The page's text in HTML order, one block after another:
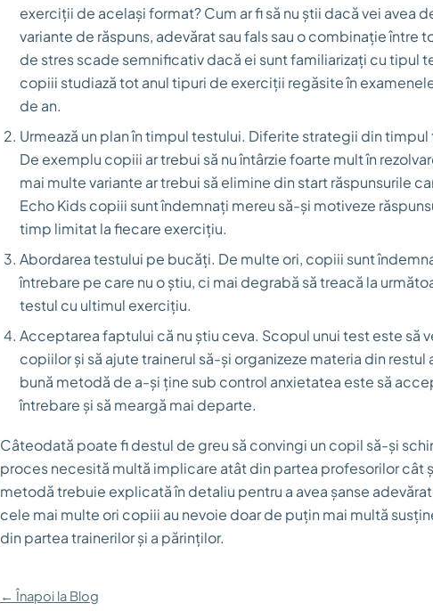
exerciții de același format? Cum ar fi să nu știi dacă vei avea
variante de răspuns, adevărat sau fals sau o combinație între
de stres scade semnificativ dacă ei sunt familiarizați cu tipul
copiii studiază tot anul tipuri de exerciții regăsite în
de an.
Urmează un plan în timpul testului. Diferite strategii din
De exemplu copiii ar trebui să nu întârzie foarte mult în
mai multe variante ar trebui să elimine din start răspunsurile
Echo Kids copiii sunt îndemnați mereu să-și motiveze
timp limitat la fiecare exercițiu.
Abordarea testului pe bucăți. De multe ori, copiii sunt
întrebare pe care nu o știu, ci mai degrabă să treacă la
testul cu ultimul exercițiu.
Acceptarea faptului că nu știu ceva. Scopul unui test este să
copiilor și să ajute trainerul să-și organizeze materia din
bună metodă de a-și ține sub control anxietatea este să
întrebare și să meargă mai departe.
Câteodată poate fi destul de greu să convingi un copil să-și
proces necesită multă implicare atât din partea profesorilor cât
metodă trebuie explicată în detaliu pentru a avea șanse
cele mai multe ori copiii au nevoie doar de puțin mai multă
din partea trainerilor și a părinților.
← Înapoi la Blog